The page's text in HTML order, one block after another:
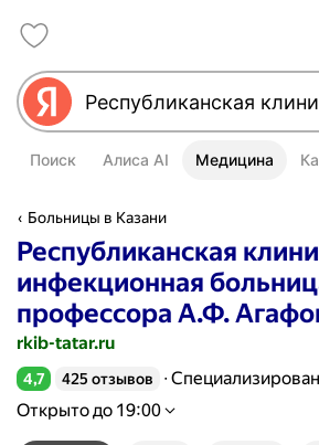
Поиск Алиса AI Медицина
Больницы в Казани
Республиканская
инфекционная
профессора А.Ф.
rkib-tatar.ru
Рейтинг 4,7 из 5
4,7 425 отзывов
Открыто до 19:00